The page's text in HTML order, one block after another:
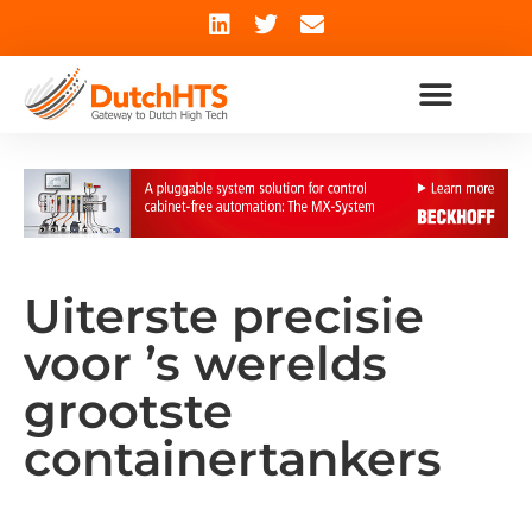
Uiterste precisie
voor ’s werelds
grootste
containertankers